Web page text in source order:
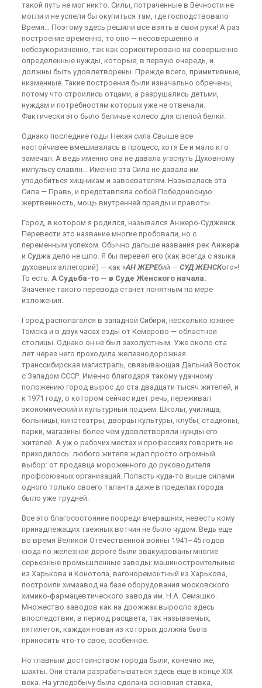
такой путь не мог никто. Силы, потраченные в Вечности не
могли и не успели бы окупиться там, где господствовало
Время… Поэтому здесь решили все взять в свои руки! А раз
построение временно, то оно — несовершенно и
небезукоризненно, так как сориентировано на совершенно
определенные нужды, которые, в первую очередь, и
должны быть удовлетворены. Прежде всего, примитивные,
низменные. Такие построения были изначально обречены,
потому что строились отцами, а разрушались детьми,
нуждам и потребностям которых уже не отвечали.
Фактически это было беличье колесо для слепой белки.
Однако последние годы Некая сила Свыше все
настойчивее вмешивалась в процесс, хотя Ее и мало кто
замечал. А ведь именно она не давала угаснуть Духовному
импульсу славян… Именно эта Сила не давала им
уподобиться хищникам и завоевателям. Называлась эта
Сила — Правь, и представляла собой Победоносную
жертвенность, мощь внутренней правды и правоты.
Город, в котором я родился, назывался Анжеро-Судженск.
Перевести это название многие пробовали, но с
переменным успехом. Обычно дальше названия рек Анжера
и Суджа дело не шло. Я бы перевел его (как всегда с языка
духовных аллегорий) — как «АН ЖЕРЕбий — СУД ЖЕНСКого»!
То есть: А Судьба-то — в Суде Женского начала.
Значение такого перевода станет понятным по мере
изложения.
Город располагался в западной Сибири, несколько южнее
Томска и в двух часах езды от Кемерово — областной
столицы. Однако он не был захолустным. Уже около ста
лет через него проходила железнодорожная
транссибирская магистраль, связывающая Дальний Восток
с Западом СССР. Именно благодаря такому удачному
положению город вырос до ста двадцати тысяч жителей, и
к 1971 году, о котором сейчас идет речь, переживал
экономический и культурный подъем. Школы, училища,
больницы, кинотеатры, дворцы культуры, клубы, стадионы,
парки, магазины более чем удовлетворяли нужды его
жителей. А уж о рабочих местах и профессиях говорить не
приходилось: любого жителя ждал просто огромный
выбор: от продавца мороженного до руководителя
профсоюзных организаций. Попасть куда-то выше силами
одного только своего таланта даже в пределах города
было уже трудней.
Все это благосостояние посреди вчерашних, невесть кому
принадлежащих таежных вотчин не было чудом. Ведь еще
во время Великой Отечественной войны 1941–45 годов
сюда по железной дороге были эвакуированы многие
серьезные промышленные заводы: машиностроительные
из Харькова и Конотопа, вагоноремонтный из Харькова,
построили химзавод на базе оборудования московского
химико-фармацевтического завода им. Н.А. Семашко.
Множество заводов как на дрожжах выросло здесь
впоследствии, в период расцвета, так называемых,
пятилеток, каждая новая из которых должна была
приносить что-то свое, особенное.
Но главным достоинством города были, конечно же,
шахты. Они стали разрабатываться здесь еще в конце XIX
века. На угледобычу была сделана основная ставка,